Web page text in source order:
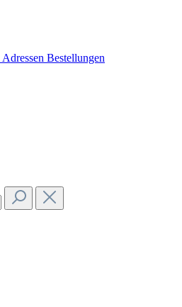
Adressen Bestellungen